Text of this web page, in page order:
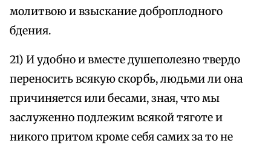
молитвою и взыскание доброплодного
бдения.
21) И удобно и вместе душеполезно твердо
переносить всякую скорбь, людьми ли она
причиняется или бесами, зная, что мы
заслуженно подлежим всякой тяготе и
никого притом кроме себя самих за то не